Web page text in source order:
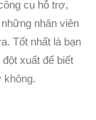
cụ hỗ trợ,
nhân viên
Tốt nhất là bạn
xuất để biết
không.